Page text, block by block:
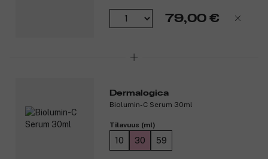
79,00 €
Dermalogica
Biolumin-C Serum 30ml
Tilavuus (ml)
10 30 59